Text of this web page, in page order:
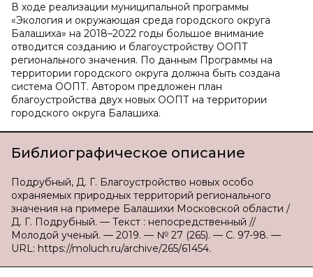
В ходе реализации муниципальной программы
«Экология и окружающая среда городского округа
Балашиха» на 2018–2022 годы большое внимание
отводится созданию и благоустройству ООПТ
регионального значения. По данным Программы на
территории городского округа должна быть создана
система ООПТ. Автором предложен план
благоустройства двух новых ООПТ на территории
городского округа Балашиха.
Библиографическое описание
Подрубный, Д. Г. Благоустройство новых особо
охраняемых природных территорий регионального
значения на примере Балашихи Московской области /
Д. Г. Подрубный. — Текст : непосредственный //
Молодой ученый. — 2019. — № 27 (265). — С. 97-98. —
URL: https://moluch.ru/archive/265/61454.